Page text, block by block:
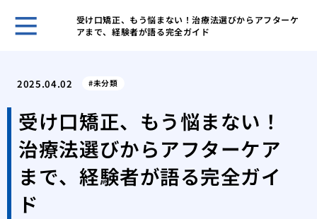
受け口矯正、もう悩まない！治療法選びからアフターケ
アまで、経験者が語る完全ガイド
2025.04.02 未分類
受け口矯正、もう悩まない！
治療法選びからアフターケア
まで、経験者が語る完全ガイ
ド